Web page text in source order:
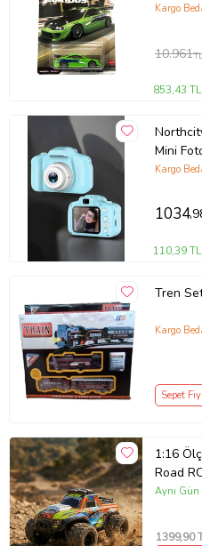
Kargo
10.961TL
853,43
Mini
Kargo
1034
110,39
Tren
Kargo
Sepet
1:16
Road
Aynı Gün
1399,90